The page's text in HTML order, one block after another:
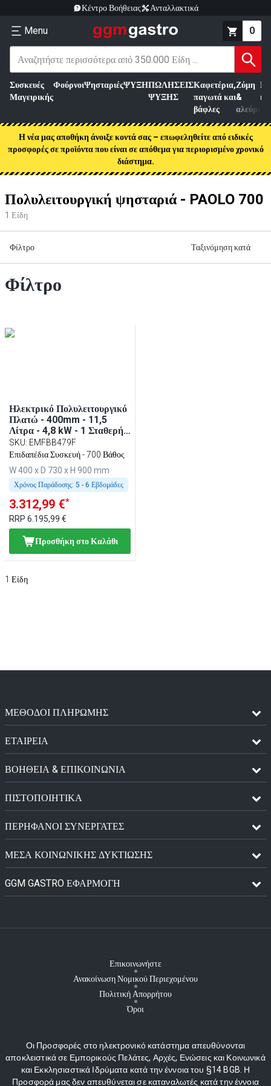
Κέντρο Βοήθειας Ανταλλακτικά
Menu 0
Συσκευές
Μαγειρικής
ΦούρνοιΨησταριέςΨΥΞΗΠΩΛΗΣΕΙΣ
ΨΥΞΗΣ
Καφετέρια,
παγωτά και
βάφλες
Ζύμη
&
αλεύρι
Η νέα μας αποθήκη άνοιξε κοντά σας – επωφεληθείτε από ειδικές
προσφορές σε προϊόντα που είναι σε απόθεμα για περιορισμένο χρονικό
διάστημα.
Πολυλειτουργική ψησταριά - PAOLO 700
1 Είδη
Φίλτρο Ταξινόμηση κατά
Φίλτρο
Ηλεκτρικό Πολυλειτουργικό
Πλατώ - 400mm - 11,5
Λίτρα - 4,8 kW - 1 Σταθερή
Σχάρα
SKU: EMFBB479F
Επιδαπέδια Συσκευή - 700 Βάθος
W 400 x D 730 x H 900 mm
Χρόνος Παράδοσης: 5 - 6 Εβδομάδες
3.312,99 €*
RRP 6.195,99 €
Προσθήκη στο Καλάθι
1 Είδη
ΜΈΘΟΔΟΙ ΠΛΗΡΩΜΉΣ
ΕΤΑΙΡΕΙΑ
ΒΟΗΘΕΙΑ & ΕΠΙΚΟΙΝΩΝΙΑ
ΠΙΣΤΟΠΟΙΗΤΙΚΆ
ΠΕΡΉΦΑΝΟΙ ΣΥΝΕΡΓΆΤΕΣ
ΜΈΣΑ ΚΟΙΝΩΝΙΚΉΣ ΔΥΚΤΊΩΣΗΣ
GGM GASTRO ΕΦΑΡΜΟΓΉ
Επικοινωνήστε
Ανακοίνωση Νομικού Περιεχομένου
Πολιτική Απορρήτου
Όροι
Οι Προσφορές στο ηλεκτρονικό κατάστημα απευθύνονται
αποκλειστικά σε Εμπορικούς Πελάτες, Αρχές, Ενώσεις και Κοινωνικά
και Εκκλησιαστικά Ιδρύματα κατά την έννοια του §14 BGB. Η
Προσφορά μας δεν απευθύνεται σε καταναλωτές κατά την έννοια